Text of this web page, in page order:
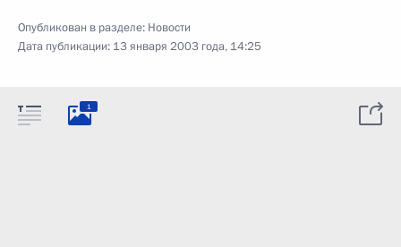
Опубликован в разделе: Новости
Дата публикации: 13 января 2003 года, 14:25
1